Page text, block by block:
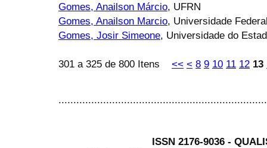
Gomes, Anailson Márcio, UFRN
Gomes, Anailson Marcio, Universidade
Gomes, Josir Simeone, Universidade do
301 a 325 de 800 Itens << < 8 9 10 11 12 13
ISSN 2176-9036 -